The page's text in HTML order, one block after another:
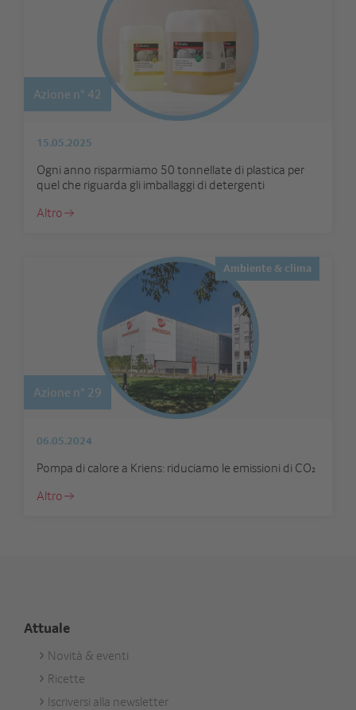
Azione n° 42
15.05.2025
Ogni anno risparmiamo 50 tonnellate di plastica per
quel che riguarda gli imballaggi di detergenti
Altro
Ambiente & clima
Azione n° 29
06.05.2024
Pompa di calore a Kriens: riduciamo le emissioni di CO₂
Altro
Attuale
Footer
Aktuell
Novità & eventi
Ricette
Iscriversi alla newsletter